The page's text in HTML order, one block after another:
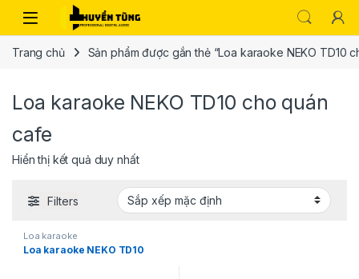
Trang chủ Sản phẩm được gắn thẻ “Loa karaoke NEKO TD10
Loa karaoke NEKO TD10 cho quán
cafe
Hiển thị kết quả duy nhất
Filters
Loa karaoke
Loa karaoke NEKO TD10